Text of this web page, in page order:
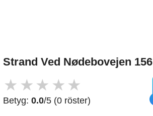
Strand Ved Nødebovejen 156
★ ★ ★ ★ ★
Betyg: 0.0/5 (0 röster)